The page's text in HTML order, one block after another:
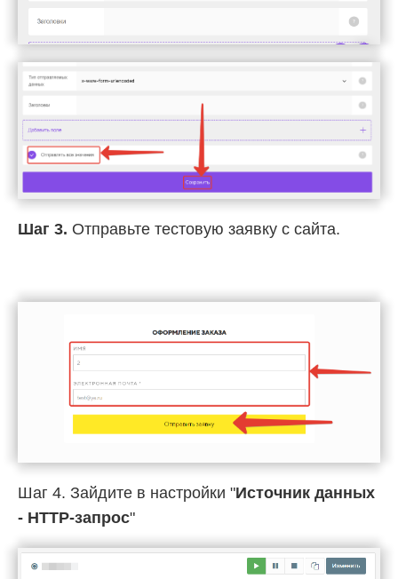
Шаг 3. Отправьте тестовую заявку с сайта.
Шаг 4. Зайдите в настройки "Источник данных
- HTTP-запрос"